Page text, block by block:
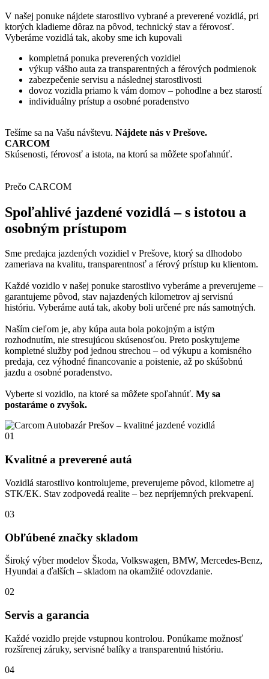
V našej ponuke nájdete starostlivo vybrané a preverené vozidlá, pri
ktorých kladieme dôraz na pôvod, technický stav a férovosť.
Vyberáme vozidlá tak, akoby sme ich kupovali
kompletná ponuka preverených vozidiel
výkup vášho auta za transparentných a férových podmienok
zabezpečenie servisu a následnej starostlivosti
dovoz vozidla priamo k vám domov – pohodlne a bez starostí
individuálny prístup a osobné poradenstvo
Tešíme sa na Vašu návštevu. Nájdete nás v Prešove.
CARCOM
Skúsenosti, férovosť a istota, na ktorú sa môžete spoľahnúť.
Prečo CARCOM
Spoľahlivé jazdené vozidlá – s istotou a
osobným prístupom
Sme predajca jazdených vozidiel v Prešove, ktorý sa dlhodobo
zameriava na kvalitu, transparentnosť a férový prístup ku klientom.
Každé vozidlo v našej ponuke starostlivo vyberáme a preverujeme –
garantujeme pôvod, stav najazdených kilometrov aj servisnú
históriu. Vyberáme autá tak, akoby boli určené pre nás samotných.
Naším cieľom je, aby kúpa auta bola pokojným a istým
rozhodnutím, nie stresujúcou skúsenosťou. Preto poskytujeme
kompletné služby pod jednou strechou – od výkupu a komisného
predaja, cez výhodné financovanie a poistenie, až po skúšobnú
jazdu a osobné poradenstvo.
Vyberte si vozidlo, na ktoré sa môžete spoľahnúť. My sa
postaráme o zvyšok.
01
Kvalitné a preverené autá
Vozidlá starostlivo kontrolujeme, preverujeme pôvod, kilometre aj
STK/EK. Stav zodpovedá realite – bez nepríjemných prekvapení.
03
Obľúbené značky skladom
Široký výber modelov Škoda, Volkswagen, BMW, Mercedes-Benz,
Hyundai a ďalších – skladom na okamžité odovzdanie.
02
Servis a garancia
Každé vozidlo prejde vstupnou kontrolou. Ponúkame možnosť
rozšírenej záruky, servisné balíky a transparentnú históriu.
04